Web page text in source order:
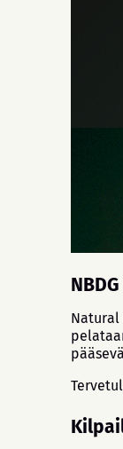
Natural